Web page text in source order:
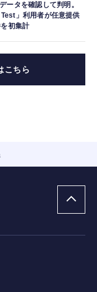
ータを確認して判明。
Test」利用者が任意提供
初集計
こちら